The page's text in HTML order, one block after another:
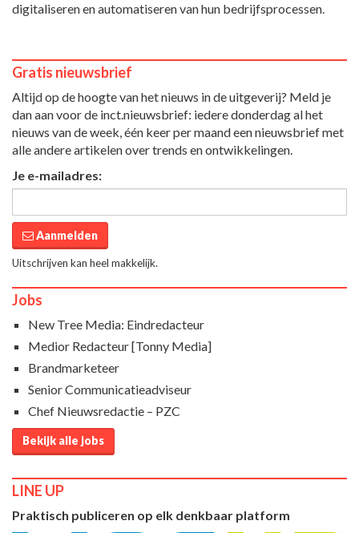
digitaliseren en automatiseren van hun bedrijfsprocessen.
Gratis nieuwsbrief
Altijd op de hoogte van het nieuws in de uitgeverij? Meld je
dan aan voor de inct.nieuwsbrief: iedere donderdag al het
nieuws van de week, één keer per maand een nieuwsbrief met
alle andere artikelen over trends en ontwikkelingen.
Je e-mailadres:
Aanmelden
Uitschrijven kan heel makkelijk.
Jobs
New Tree Media: Eindredacteur
Medior Redacteur [Tonny Media]
Brandmarketeer
Senior Communicatieadviseur
Chef Nieuwsredactie – PZC
Bekijk alle jobs
LINE UP
Praktisch publiceren op elk denkbaar platform